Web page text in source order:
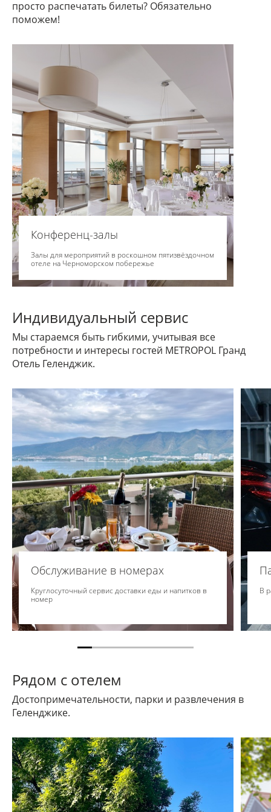
просто распечатать билеты? Обязательно
поможем!
Конференц-залы
Залы для мероприятий в роскошном пятизвёздочном
отеле на Черноморском побережье
Индивидуальный сервис
Мы стараемся быть гибкими, учитывая все
потребности и интересы гостей METROPOL Гранд
Отель Геленджик.
Обслуживание в номерах
Круглосуточный сервис доставки еды и напитков в
номер
В
Рядом с отелем
Достопримечательности, парки и развлечения в
Геленджике.